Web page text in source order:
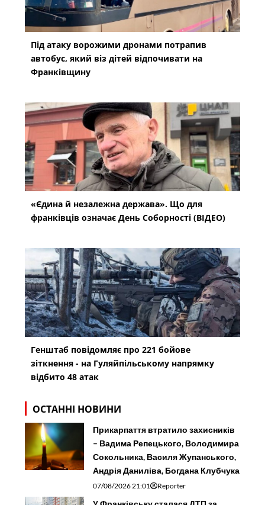
Під атаку ворожими дронами потрапив
автобус, який віз дітей відпочивати на
Франківщину
«Єдина й незалежна держава». Що для
франківців означає День Соборності (ВІДЕО)
Генштаб повідомляє про 221 бойове
зіткнення - на Гуляйпільському напрямку
відбито 48 атак
ОСТАННІ НОВИНИ
Прикарпаття втратило захисників
– Вадима Репецького, Володимира
Сокольника, Василя Жупанського,
Андрія Даниліва, Богдана Клубчука
07/08/2026 21:01 Reporter